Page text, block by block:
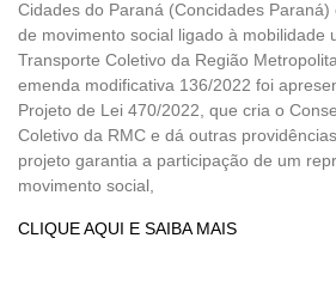
Cidades do Paraná (Concidades
de movimento social ligado à mobilidade
Transporte Coletivo da Região
emenda modificativa 136/2022 foi
Projeto de Lei 470/2022, que cria o
Coletivo da RMC e dá outras
projeto garantia a participação de um
movimento social,
CLIQUE AQUI E SAIBA MAIS